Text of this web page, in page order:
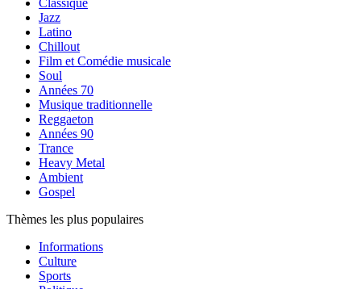
Classique
Jazz
Latino
Chillout
Film et Comédie musicale
Soul
Années 70
Musique traditionnelle
Reggaeton
Années 90
Trance
Heavy Metal
Ambient
Gospel
Thèmes les plus populaires
Informations
Culture
Sports